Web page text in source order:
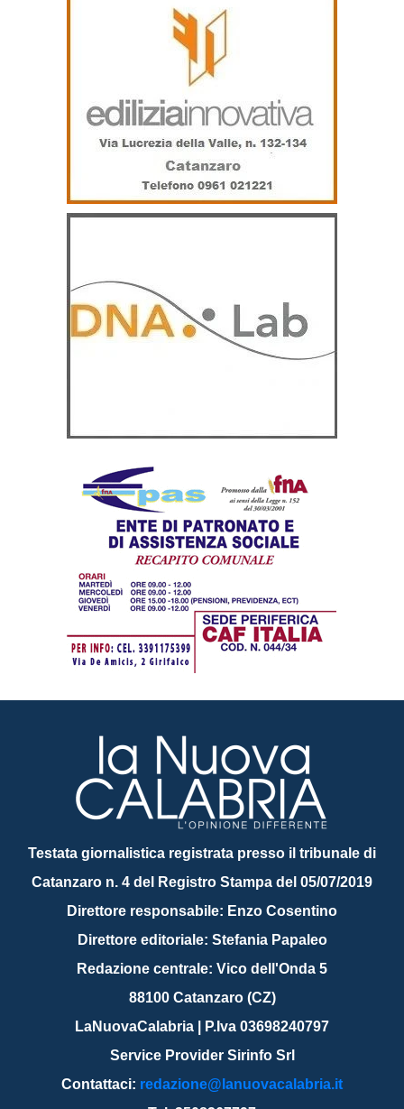
Testata giornalistica registrata presso il tribunale di
Catanzaro n. 4 del Registro Stampa del 05/07/2019
Direttore responsabile: Enzo Cosentino
Direttore editoriale: Stefania Papaleo
Redazione centrale: Vico dell'Onda 5
88100 Catanzaro (CZ)
LaNuovaCalabria | P.Iva 03698240797
Service Provider Sirinfo Srl
Contattaci: redazione@lanuovacalabria.it